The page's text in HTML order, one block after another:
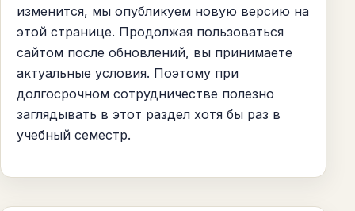
изменится, мы опубликуем новую версию на
этой странице. Продолжая пользоваться
сайтом после обновлений, вы принимаете
актуальные условия. Поэтому при
долгосрочном сотрудничестве полезно
заглядывать в этот раздел хотя бы раз в
учебный семестр.